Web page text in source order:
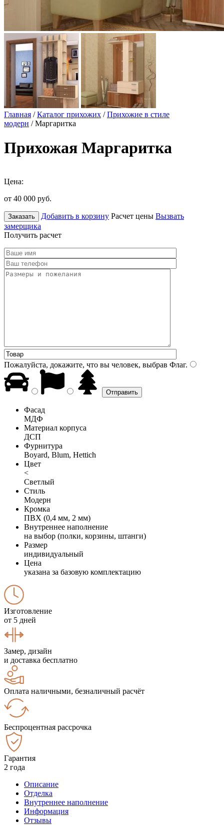
Главная /Каталог прихожих /Прихожие в стиле
модерн / Маргаритка
Прихожая Маргаритка
Цена:
от 40 000 руб.
Заказать Добавить в корзину Расчет цены Вызвать
замерщика
Получить расчет
Пожалуйста, докажите, что вы человек, выбрав Флаг.
Фасад
МДФ
Материал корпуса
ДСП
Фурнитура
Boyard, Blum, Hettich
Цвет
<
Светлый
Стиль
Модерн
Кромка
ПВХ (0,4 мм, 2 мм)
Внутреннее наполнение
на выбор (полки, корзины, штанги)
Размер
индивидуальный
Цена
указана за базовую комплектацию
Изготовление
от 5 дней
Замер, дизайн
и доставка бесплатно
Оплата наличными, безналичный расчёт
Беспроцентная рассрочка
Гарантия
2 года
Описание
Отделка
Внутреннее наполнение
Информация
Отзывы